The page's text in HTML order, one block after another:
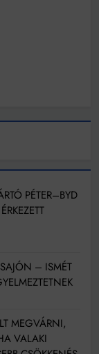
PÉTER–BYD
– ISMÉT
MEGVÁRNI,
VALAKI